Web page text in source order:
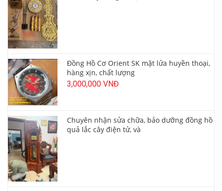
Đồng Hồ Cơ Orient SK mặt lửa huyền thoại,
hàng xịn, chất lượng
3,000,000 VNĐ
Chuyên nhận sửa chữa, bảo dưỡng đồng hồ
quả lắc cây điện tử, và